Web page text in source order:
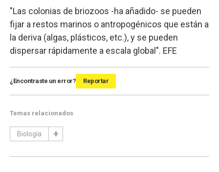
"Las colonias de briozoos -ha añadido- se pueden
fijar a restos marinos o antropogénicos que están a
la deriva (algas, plásticos, etc.), y se pueden
dispersar rápidamente a escala global". EFE
¿Encontraste un error? Reportar
Temas relacionados
Biología